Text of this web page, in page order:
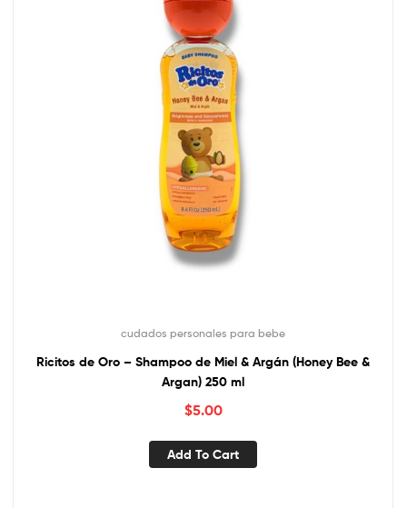
cudados personales para bebe
Ricitos de Oro – Shampoo de Miel & Argán (Honey Bee &
Argan) 250 ml
$5.00
Add To Cart